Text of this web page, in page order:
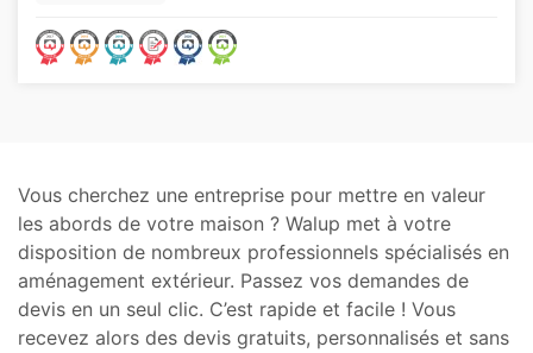
Vous cherchez une entreprise pour mettre en valeur
les abords de votre maison ? Walup met à votre
disposition de nombreux professionnels spécialisés en
aménagement extérieur. Passez vos demandes de
devis en un seul clic. C’est rapide et facile ! Vous
recevez alors des devis gratuits, personnalisés et sans